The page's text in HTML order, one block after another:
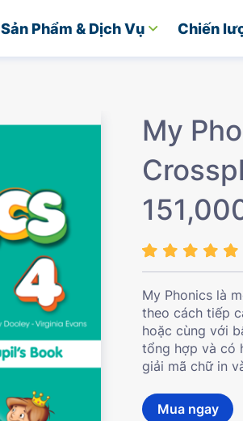
Sản Phẩm & Dịch Vụ Chiến
My
My Phonics là
theo cách tiếp
hoặc cùng với
tổng hợp và có
giải mã chữ in
Mua ngay